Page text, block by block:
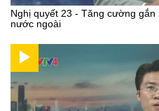
Nghị quyết 23 - Tăng cường
nước ngoài